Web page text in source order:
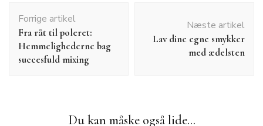
Forrige artikel
Fra råt til poleret:
Hemmelighederne bag
succesfuld mixing
Næste artikel
Lav dine egne smykker
med ædelsten
Du kan måske også lide...